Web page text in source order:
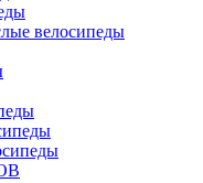
велосипеды